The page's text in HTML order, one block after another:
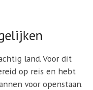
land. Voor dit
op reis en hebt
voor openstaan.